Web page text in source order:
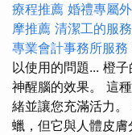
療程推薦 婚禮專屬
摩推薦 清潔工的服
專業會計事務所服務
以使用的問題... 橙
神醒腦的效果。 這
緒並讓您充滿活力
蠟，但它與人體皮